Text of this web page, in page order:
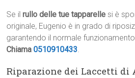
Se ilrullo delle tue tapparelle si è
originale, Eugenio è in grado di
garantendo il normale
Chiama0510910433.
Riparazione dei Laccetti di